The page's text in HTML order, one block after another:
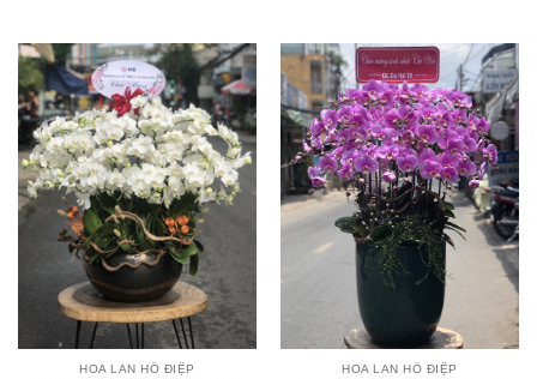
HOA LAN HỒ ĐIỆP HOA LAN HỒ ĐIỆP